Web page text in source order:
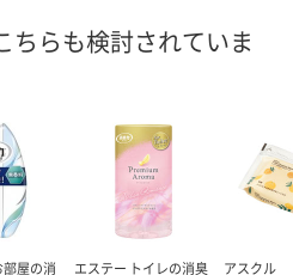
カ
ちらも検討されていま
屋の消
エステー トイレの消臭
アスクル